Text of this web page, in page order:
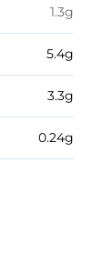
1.3g
5.4g
3.3g
0.24g